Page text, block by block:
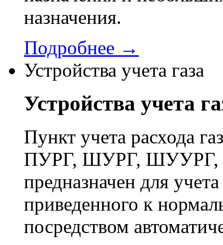
назначения.
Подробнее →
Устройства учета газа
Устройства учета
Пункт учета
ПУРГ, ШУРГ, ШУУРГ,
предназначен для
приведенного к
посредством